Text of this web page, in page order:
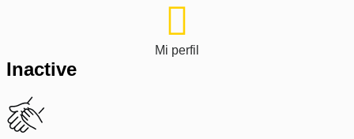
Mi perfil
Inactive